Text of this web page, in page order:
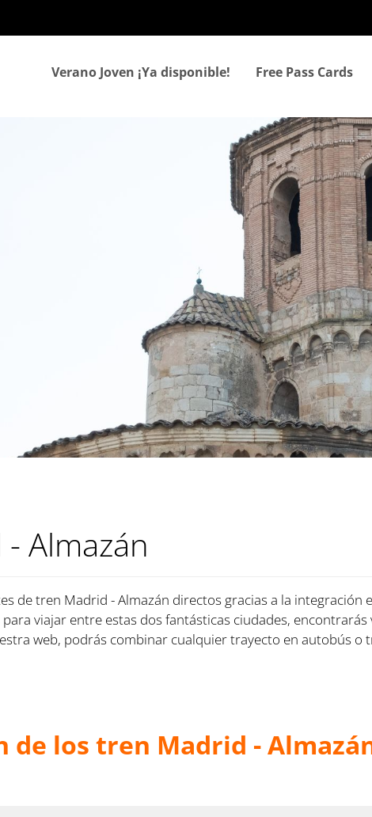
content
Verano Joven ¡Ya disponible! Free Pass Cards
Almazán
de tren Madrid - Almazán directos gracias a la
viajar entre estas dos fantásticas ciudades,
web, podrás combinar cualquier trayecto en autobús o
de los tren Madrid -